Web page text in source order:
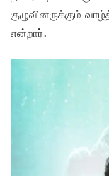
குழுவினருக்கும்
என்றார்.